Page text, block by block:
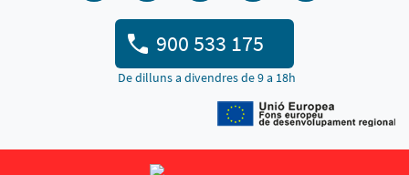
900 533 175
De dilluns a divendres de 9 a 18h